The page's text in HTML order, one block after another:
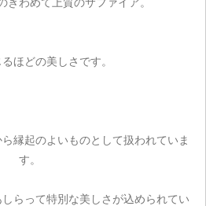
ほどの美しさです。
縁起のよいものとして扱われていま
す。
らって特別な美しさが込められてい